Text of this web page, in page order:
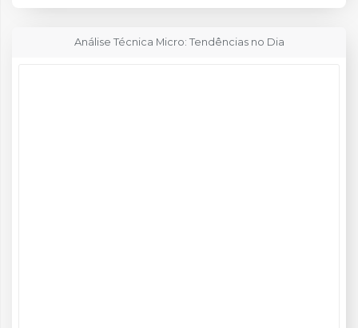
Análise Técnica Micro: Tendências no Dia